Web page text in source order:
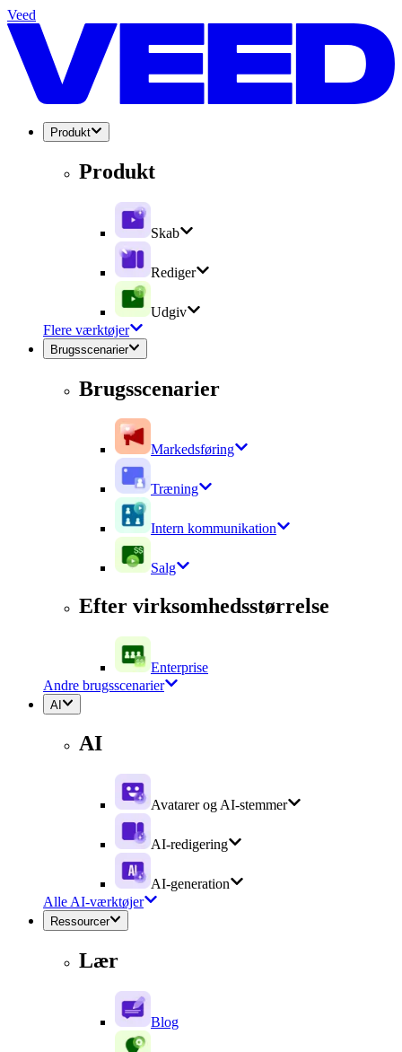
Veed
Produkt
Produkt
Skab
Rediger
Udgiv
Flere værktøjer
Brugsscenarier
Brugsscenarier
Markedsføring
Træning
Intern kommunikation
Salg
Efter virksomhedsstørrelse
Enterprise
Andre brugsscenarier
AI
AI
Avatarer og AI-stemmer
AI-redigering
AI-generation
Alle AI-værktøjer
Ressourcer
Lær
Blog